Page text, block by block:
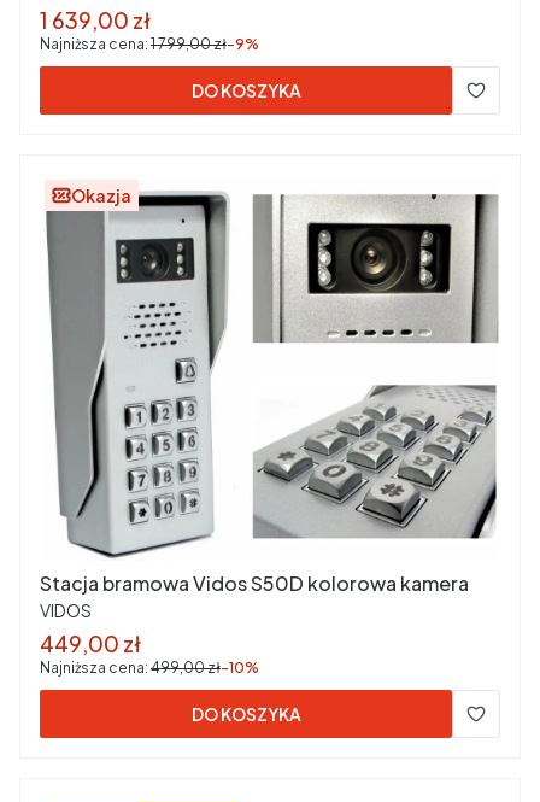
Cena promocyjna
1 639,00 zł
Najniższa cena: 1 799,00 zł-9%
DO KOSZYKA
Okazja
Stacja bramowa Vidos S50D kolorowa kamera
PRODUCENT
VIDOS
Cena promocyjna
449,00 zł
Najniższa cena: 499,00 zł-10%
DO KOSZYKA